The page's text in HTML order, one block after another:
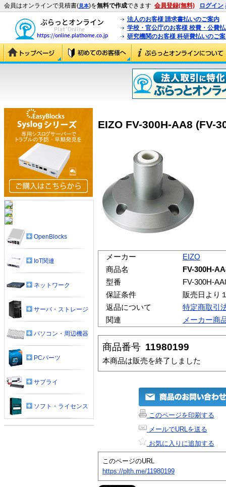
会員はオンラインで見積書(見本)を無料で作成できます 会員登録(無料) ログイン
法人のお客様 請求書払いのご案内
学校・官公庁のお客様 校費・公費
研究機関のお客様 科研費払いのご
EIZO FV-300H-AA8 (FV-
メーカー
EIZO
商品名
FV-300H-
型番
FV-300H-
保証条件
販売日より
返品について
特定商取引
関連
メーカー商
商品番号 11980199
本商品は販売を終了しました
このページを印刷する
メールでURLを送る
お気に入りに追加する
このページのURL
https://plth.me/11980199
OpenBlocks
IoT関連
ネットワーク
サーバ・ストレージ
パソコン・周辺機器
PCパーツ
サプライ
ソフト・ライセンス